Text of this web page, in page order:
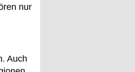
nur
Auch